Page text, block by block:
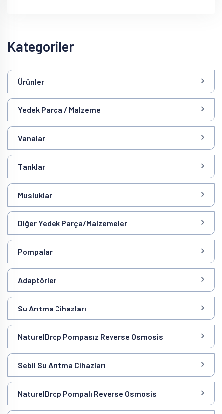
Kategoriler
Ürünler
Yedek Parça / Malzeme
Vanalar
Tanklar
Musluklar
Diğer Yedek Parça/Malzemeler
Pompalar
Adaptörler
Su Arıtma Cihazları
NaturelDrop Pompasız Reverse Osmosis
Sebil Su Arıtma Cihazları
NaturelDrop Pompalı Reverse Osmosis